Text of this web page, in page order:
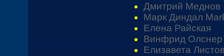
Дмитрий Меднов
Марк Диндал
Елена Райская
Винфрид Олснер
Елизавета